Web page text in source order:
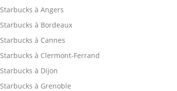
Starbucks à Angers
Starbucks à Bordeaux
Starbucks à Cannes
Starbucks à Clermont-Ferrand
Starbucks à Dijon
Starbucks à Grenoble